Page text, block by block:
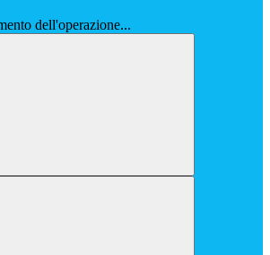
dell'operazione...